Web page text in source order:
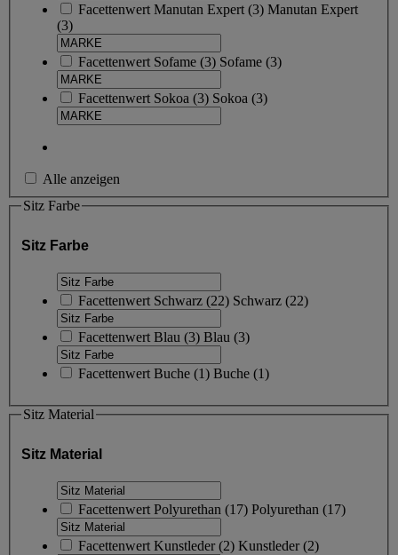
Facettenwert Manutan Expert (3) Manutan Expert
(3)
Facettenwert Sofame (3) Sofame (3)
Facettenwert Sokoa (3) Sokoa (3)
Alle anzeigen
Sitz Farbe
Sitz Farbe
Facettenwert Schwarz (22) Schwarz (22)
Facettenwert Blau (3) Blau (3)
Facettenwert Buche (1) Buche (1)
Sitz Material
Sitz Material
Facettenwert Polyurethan (17) Polyurethan (17)
Facettenwert Kunstleder(2) Kunstleder(2)